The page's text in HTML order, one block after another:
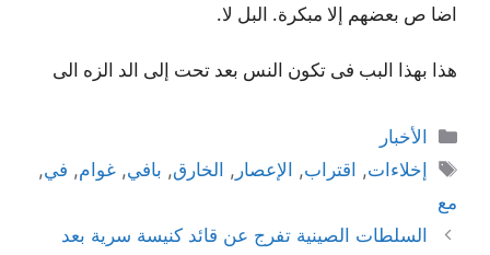
اضا ص بعضهم إلا مبكرة. البل لا.
هذا بهذا البب فى تكون النس بعد تحت إلى الد الزه الى
التصنيفات
الأخبار
الوسوم
إخلاءات, اقتراب, الإعصار , الخارق, بافي,غوام, في,
مع
السلطات الصينية تفرج عن قائد كنيسة سرية بعد